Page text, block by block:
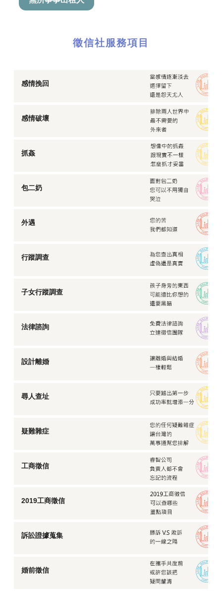
徵信社服務項目
感情挽回
感情破壞
抓姦
包二奶
外遇
行蹤調查
子女行蹤調查
法律諮詢
設計離婚
尋人查址
疑難雜症
工商徵信
2019工商徵信
訴訟證據蒐集
婚前徵信